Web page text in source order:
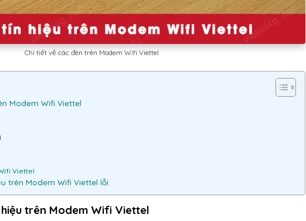
Chi tiết về các đèn trên Modem Wifi Viettel
Modem Wifi Viettel
Viettel
trên Modem Wifi Viettel lỗi
trên Modem Wifi Viettel